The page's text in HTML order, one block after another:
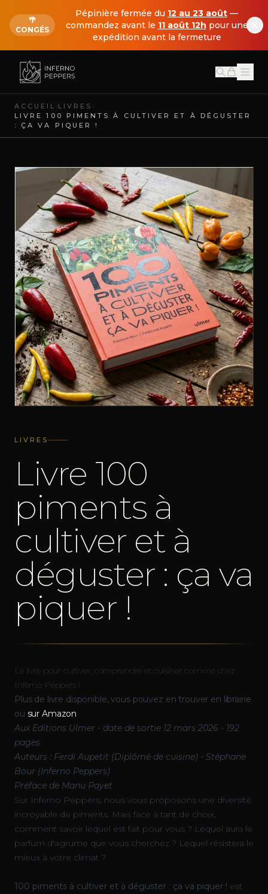
🌴
CONGÉS
Pépinière fermée du 12 au 23 août —
commandez avant le 11 août 12h pour une
expédition avant la fermeture
ACCUEIL LIVRES
LIVRE 100 PIMENTS À CULTIVER ET À DÉGUSTER
: ÇA VA PIQUER !
LIVRES
Livre 100
piments à
cultiver et à
déguster : ça va
piquer !
Le livre pour cultiver, comprendre et cuisiner comme chez
Inferno Peppers !
Plus de livre disponible, vous pouvez en trouver en librairie
ou sur Amazon
Aux Editions Ulmer - date de sortie 12 mars 2026 - 192
pages
Auteurs : Ferdi Aupetit (Diplômé de cuisine) - Stéphane
Bour (Inferno Peppers)
Préface de Manu Payet
Sur Inferno Peppers, nous vous proposons une diversité
incroyable de piments. Mais face à tant de choix,
comment savoir lequel est fait pour vous ? Lequel aura le
parfum d'agrume que vous cherchez ? Lequel résistera le
mieux à votre climat ?
100 piments à cultiver et à déguster : ça va piquer ! est